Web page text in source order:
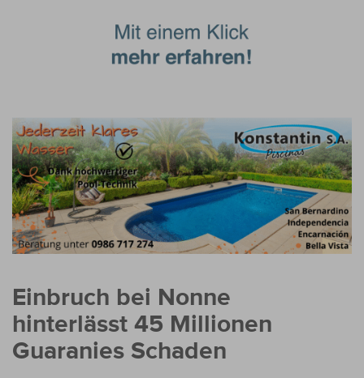
Einbruch bei Nonne
hinterlässt 45 Millionen
Guaranies Schaden